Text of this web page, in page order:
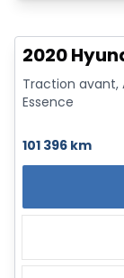
2020
Traction avant,
Essence
101 396 km